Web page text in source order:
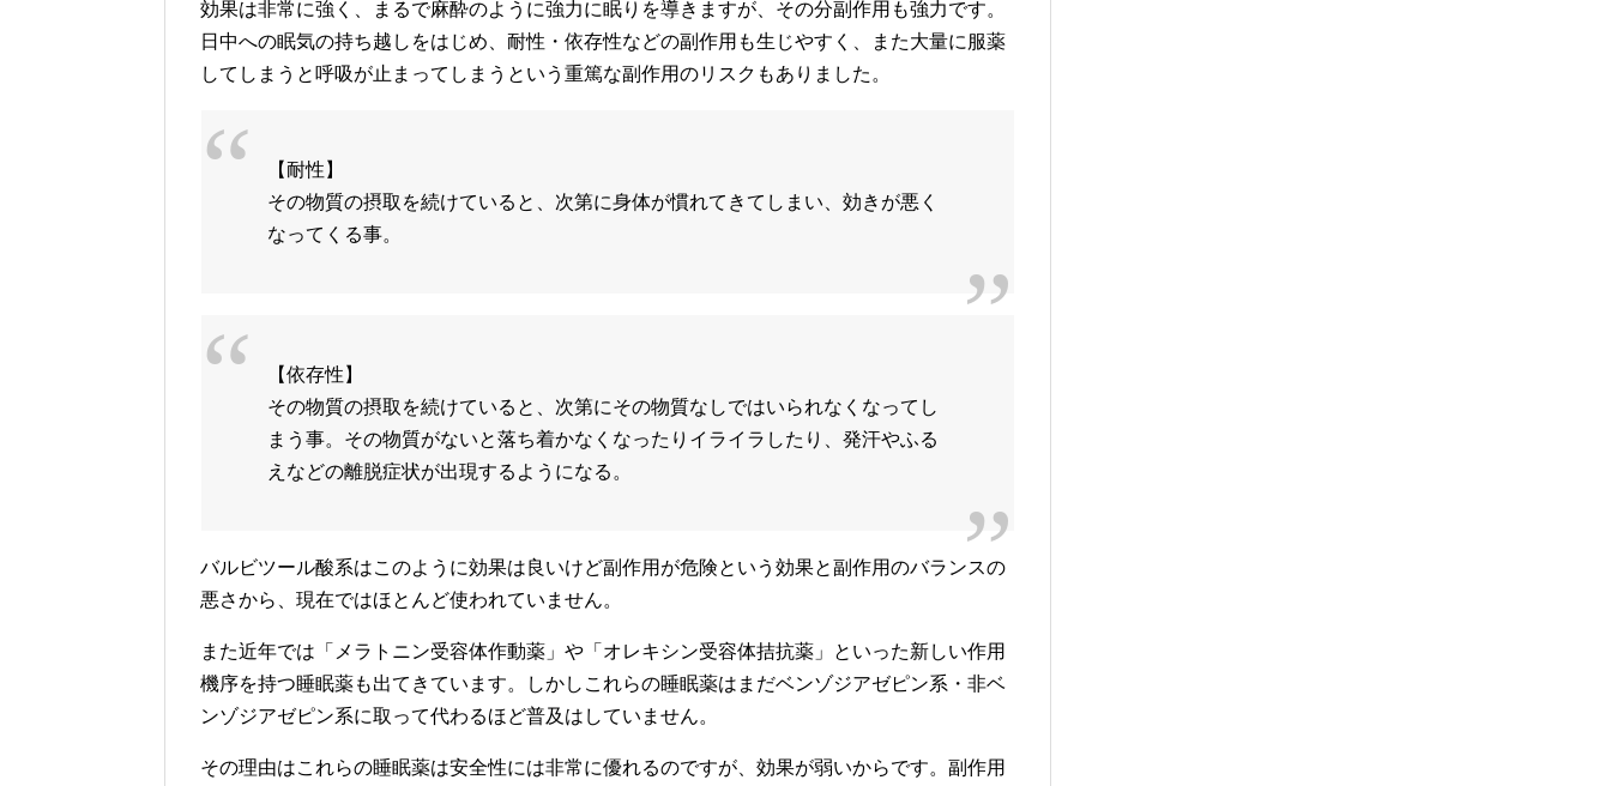
効果は非常に強く、まるで麻酔のように強力に眠りを導きますが、その分副作用も強力です。
日中への眠気の持ち越しをはじめ、耐性・依存性などの副作用も生じやすく、また大量に服薬
してしまうと呼吸が止まってしまうという重篤な副作用のリスクもありました。
【耐性】
その物質の摂取を続けていると、次第に身体が慣れてきてしまい、効きが悪く
なってくる事。
【依存性】
その物質の摂取を続けていると、次第にその物質なしではいられなくなってし
まう事。その物質がないと落ち着かなくなったりイライラしたり、発汗やふる
えなどの離脱症状が出現するようになる。
バルビツール酸系はこのように効果は良いけど副作用が危険という効果と副作用のバランスの
悪さから、現在ではほとんど使われていません。
また近年では「メラトニン受容体作動薬」や「オレキシン受容体拮抗薬」といった新しい作用
機序を持つ睡眠薬も出てきています。しかしこれらの睡眠薬はまだベンゾジアゼピン系・非ベ
ンゾジアゼピン系に取って代わるほど普及はしていません。
その理由はこれらの睡眠薬は安全性には非常に優れるのですが、効果が弱いからです。副作用